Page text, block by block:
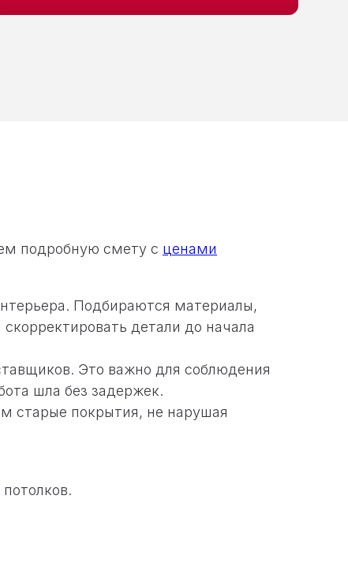
подробную смету с ценами
Подбираются материалы,
детали до начала
Это важно для соблюдения
шла без задержек.
старые покрытия, не нарушая